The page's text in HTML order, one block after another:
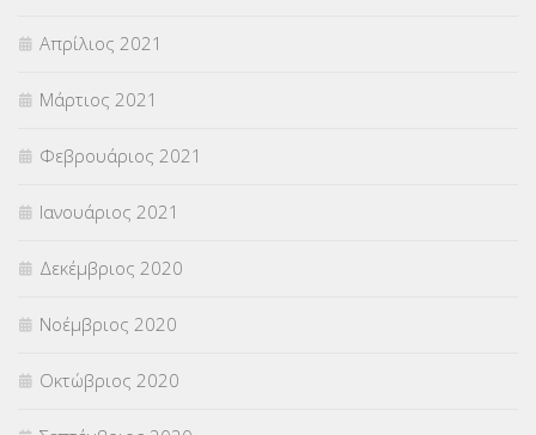
Απρίλιος 2021
Μάρτιος 2021
Φεβρουάριος 2021
Ιανουάριος 2021
Δεκέμβριος 2020
Νοέμβριος 2020
Οκτώβριος 2020